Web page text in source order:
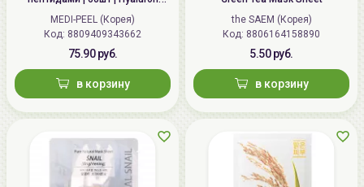
длится 1—2 месяца, затем рекомендуется сделать
перерыв на 1-2 месяца, после чего курс можно
возобновлять.
Aqua Peptide 9 Ampoule Eye
Patch
MEDI-PEEL (Корея)
Код: 8809409343662
75.90 руб.
в корзину
the SAEM (Корея)
Код: 8806164158890
5.50 руб.
в корзину